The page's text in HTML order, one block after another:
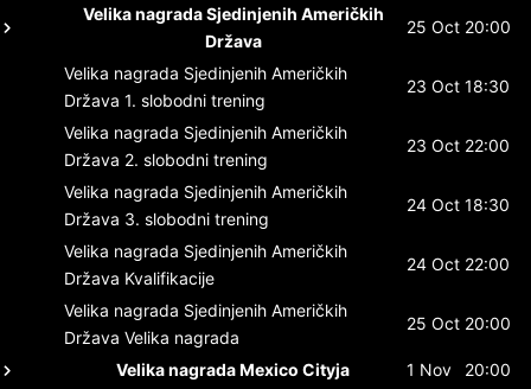
Velika nagrada Sjedinjenih Američkih
Država
25 Oct 20:00
Velika nagrada Sjedinjenih Američkih
Država 1. slobodni trening
23 Oct 18:30
Velika nagrada Sjedinjenih Američkih
Država 2. slobodni trening
23 Oct 22:00
Velika nagrada Sjedinjenih Američkih
Država 3. slobodni trening
24 Oct 18:30
Velika nagrada Sjedinjenih Američkih
Država Kvalifikacije
24 Oct 22:00
Velika nagrada Sjedinjenih Američkih
Država Velika nagrada
25 Oct 20:00
Velika nagrada Mexico Cityja 1 Nov
20:00